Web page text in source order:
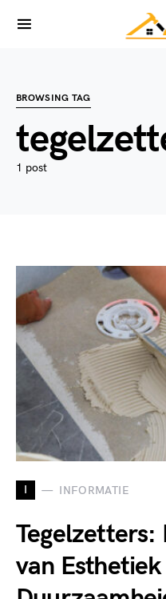
BROWSING TAG
1 post
I INFORMATIE
Tegelzetters:
van